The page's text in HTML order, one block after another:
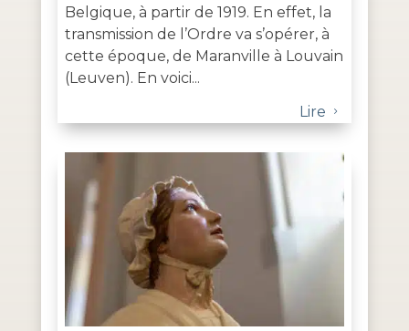
Belgique, à partir de 1919. En effet, la
transmission de l’Ordre va s’opérer, à
cette époque, de Maranville à Louvain
(Leuven). En voici...
Lire
5